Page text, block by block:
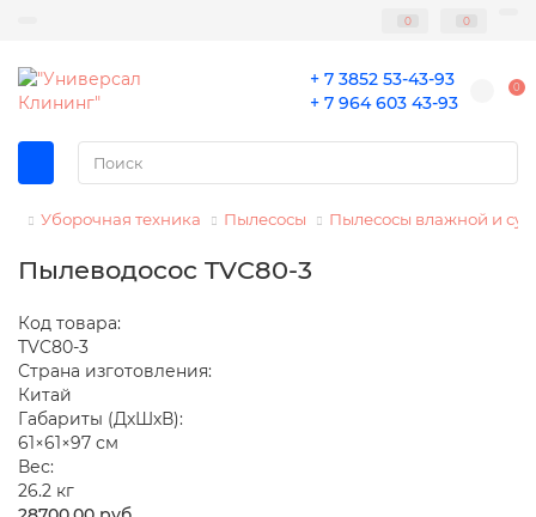
0 0
+ 7 3852 53-43-93
+ 7 964 603 43-93
0
Уборочная техника Пылесосы Пылесосы влажной и
Пылеводосос TVC80-3
Код товара:
TVC80-3
Страна изготовления:
Китай
Габариты (ДхШхВ):
61×61×97 см
Вес:
26.2 кг